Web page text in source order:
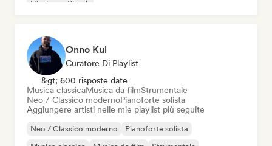
Hip-hop
Phonk
Onno Kul
Curatore Di Playlist
&gt; 600 risposte date
Musica classicaMusica da filmStrumentale
Neo / Classico modernoPianoforte solista
Aggiungere artisti nelle mie playlist più seguite
Neo / Classico moderno
Pianoforte solista